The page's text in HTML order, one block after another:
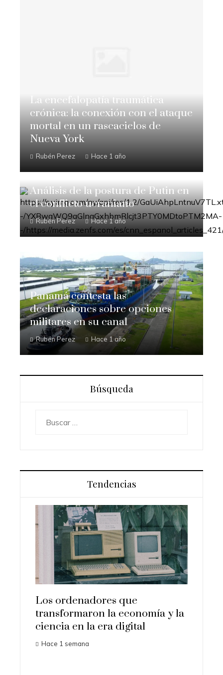
La encefalopatía traumática
crónica: la conexión con el ataque
mortal en un rascacielos de
Nueva York
Rubén Perez Hace 1 año
Análisis de la postura de Putin en
el conflicto ucraniano
Rubén Perez Hace 1 año
Panamá contesta las
declaraciones sobre opciones
militares en su canal
Rubén Perez Hace 1 año
Búsqueda
Tendencias
Los ordenadores que
transformaron la economía y la
ciencia en la era digital
Hace 1 semana